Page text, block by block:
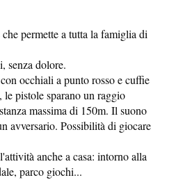
permette a tutta la famiglia di
senza dolore.
occhiali a punto rosso e cuffie
pistole sparano un raggio
massima di 150m. Il suono
avversario. Possibilità di giocare
anche a casa: intorno alla
parco giochi...